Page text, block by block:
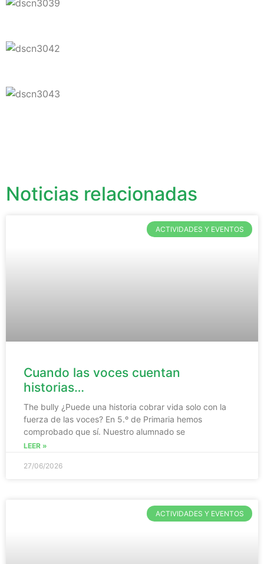
Noticias relacionadas
ACTIVIDADES Y EVENTOS
Cuando las voces cuentan
historias…
The bully ¿Puede una historia cobrar vida solo con la
fuerza de las voces? En 5.º de Primaria hemos
comprobado que sí. Nuestro alumnado se
LEER »
27/06/2026
ACTIVIDADES Y EVENTOS